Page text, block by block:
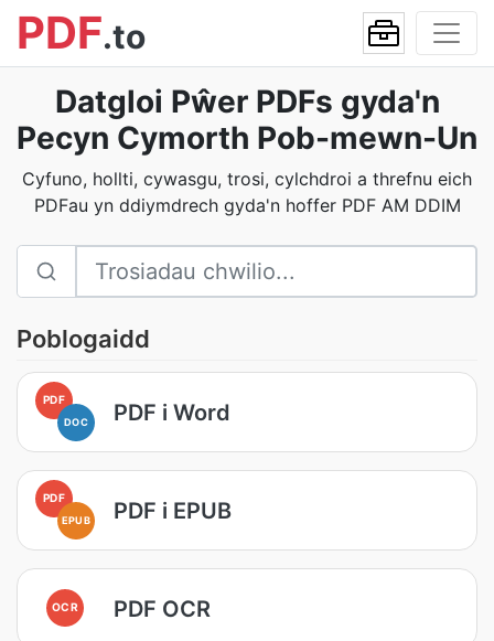
PDF.to
Datgloi Pŵer PDFs gyda'n
Pecyn Cymorth Pob-mewn-Un
Cyfuno, hollti, cywasgu, trosi, cylchdroi a threfnu eich
PDFau yn ddiymdrech gyda'n hoffer PDF AM DDIM
Poblogaidd
PDF
DOC PDF i Word
PDF
EPUB PDF i EPUB
OCR PDF OCR